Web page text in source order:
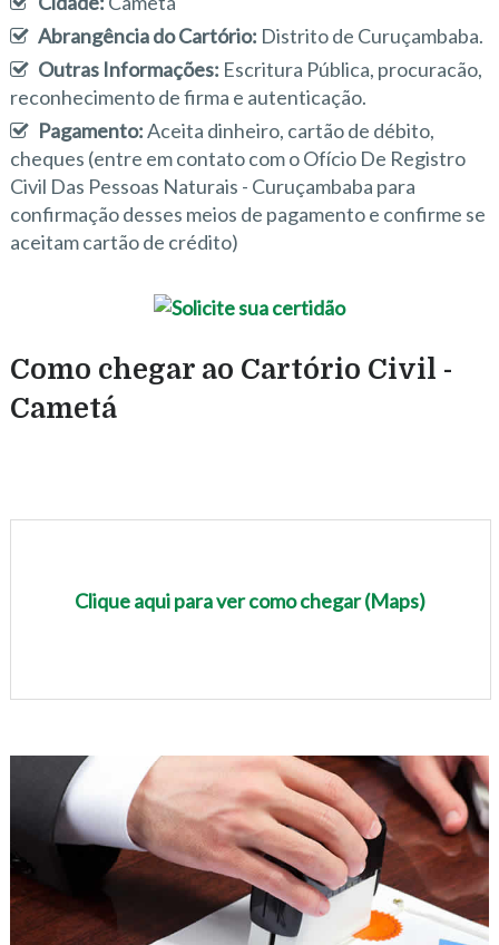
Abrangência do Cartório: Distrito de Curuçambaba.
Outras Informações: Escritura Pública, procuracão,
reconhecimento de firma e autenticação.
Pagamento:Aceita dinheiro, cartão de débito,
cheques (entre em contato com o Ofício De Registro
Civil Das Pessoas Naturais - Curuçambaba para
confirmação desses meios de pagamento e confirme se
aceitam cartão de crédito)
Como chegar ao Cartório Civil -
Cametá
Clique aqui para ver como chegar (Maps)